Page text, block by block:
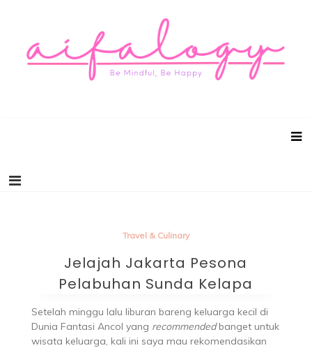
Travel & Culinary
Jelajah Jakarta Pesona
Pelabuhan Sunda Kelapa
Setelah minggu lalu liburan bareng keluarga kecil di
Dunia Fantasi Ancol yang recommendedbanget untuk
wisata keluarga, kali ini saya mau rekomendasikan